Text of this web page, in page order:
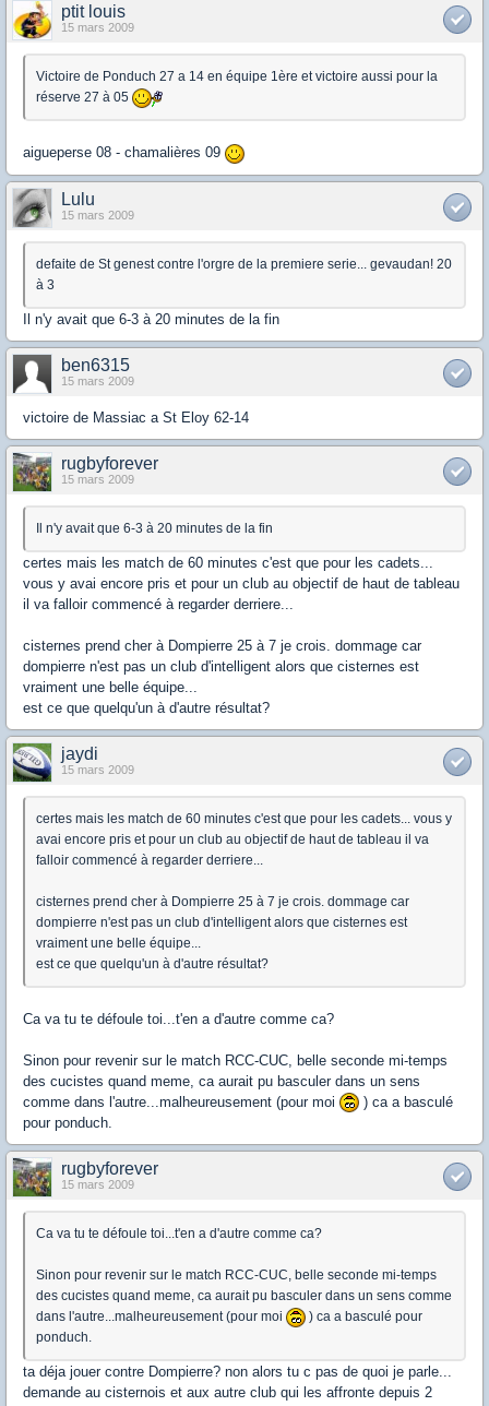
ptit louis
15 mars 2009
Victoire de Ponduch 27 a 14 en équipe 1ère et victoire aussi pour la
réserve 27 à 05
aigueperse 08 - chamalières 09
Lulu
15 mars 2009
defaite de St genest contre l'orgre de la premiere serie... gevaudan! 20
à 3
Il n'y avait que 6-3 à 20 minutes de la fin
ben6315
15 mars 2009
victoire de Massiac a St Eloy 62-14
rugbyforever
15 mars 2009
Il n'y avait que 6-3 à 20 minutes de la fin
certes mais les match de 60 minutes c'est que pour les cadets...
vous y avai encore pris et pour un club au objectif de haut de tableau
il va falloir commencé à regarder derriere...
cisternes prend cher à Dompierre 25 à 7 je crois. dommage car
dompierre n'est pas un club d'intelligent alors que cisternes est
vraiment une belle équipe...
est ce que quelqu'un à d'autre résultat?
jaydi
15 mars 2009
certes mais les match de 60 minutes c'est que pour les cadets... vous y
avai encore pris et pour un club au objectif de haut de tableau il va
falloir commencé à regarder derriere...
cisternes prend cher à Dompierre 25 à 7 je crois. dommage car
dompierre n'est pas un club d'intelligent alors que cisternes est
vraiment une belle équipe...
est ce que quelqu'un à d'autre résultat?
Ca va tu te défoule toi...t'en a d'autre comme ca?
Sinon pour revenir sur le match RCC-CUC, belle seconde mi-temps
des cucistes quand meme, ca aurait pu basculer dans un sens
comme dans l'autre...malheureusement (pour moi
) ca a basculé
pour ponduch.
rugbyforever
15 mars 2009
Ca va tu te défoule toi...t'en a d'autre comme ca?
Sinon pour revenir sur le match RCC-CUC, belle seconde mi-temps
des cucistes quand meme, ca aurait pu basculer dans un sens comme
dans l'autre...malheureusement (pour moi
) ca a basculé pour
ponduch.
ta déja jouer contre Dompierre? non alors tu c pas de quoi je parle...
demande au cisternois et aux autre club qui les affronte depuis 2